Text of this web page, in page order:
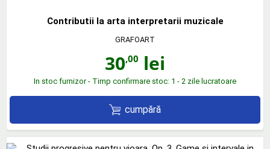
Contributii la arta interpretarii muzicale
GRAFOART
30,00 lei
In stoc furnizor - Timp confirmare stoc: 1 - 2 zile lucratoare
cumpără